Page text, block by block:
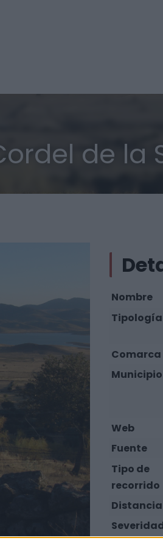
de la
Nombre
Tipología
Comarca
Municipio
Web
Fuente
Tipo de
recorrido
Distancia
Medio